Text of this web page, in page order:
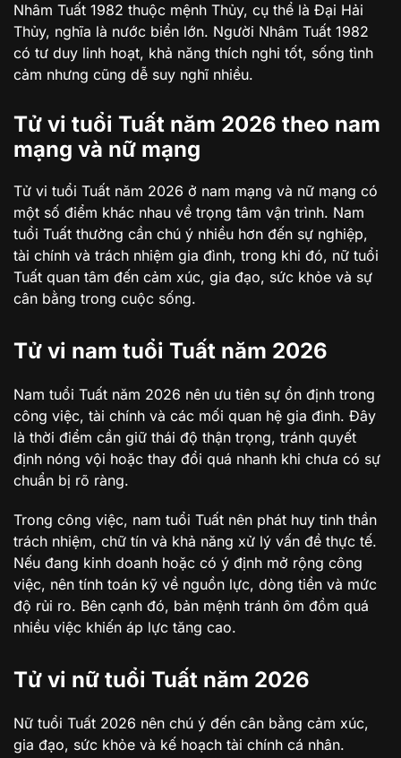
Nhâm Tuất 1982 thuộc mệnh Thủy, cụ thể là Đại Hải
Thủy, nghĩa là nước biển lớn. Người Nhâm Tuất 1982
có tư duy linh hoạt, khả năng thích nghi tốt, sống tình
cảm nhưng cũng dễ suy nghĩ nhiều.
Tử vi tuổi Tuất năm 2026 theo nam
mạng và nữ mạng
Tử vi tuổi Tuất năm 2026 ở nam mạng và nữ mạng có
một số điểm khác nhau về trọng tâm vận trình. Nam
tuổi Tuất thường cần chú ý nhiều hơn đến sự nghiệp,
tài chính và trách nhiệm gia đình, trong khi đó, nữ tuổi
Tuất quan tâm đến cảm xúc, gia đạo, sức khỏe và sự
cân bằng trong cuộc sống.
Tử vi nam tuổi Tuất năm 2026
Nam tuổi Tuất năm 2026 nên ưu tiên sự ổn định trong
công việc, tài chính và các mối quan hệ gia đình. Đây
là thời điểm cần giữ thái độ thận trọng, tránh quyết
định nóng vội hoặc thay đổi quá nhanh khi chưa có sự
chuẩn bị rõ ràng.
Trong công việc, nam tuổi Tuất nên phát huy tinh thần
trách nhiệm, chữ tín và khả năng xử lý vấn đề thực tế.
Nếu đang kinh doanh hoặc có ý định mở rộng công
việc, nên tính toán kỹ về nguồn lực, dòng tiền và mức
độ rủi ro. Bên cạnh đó, bản mệnh tránh ôm đồm quá
nhiều việc khiến áp lực tăng cao.
Tử vi nữ tuổi Tuất năm 2026
Nữ tuổi Tuất 2026 nên chú ý đến cân bằng cảm xúc,
gia đạo, sức khỏe và kế hoạch tài chính cá nhân.